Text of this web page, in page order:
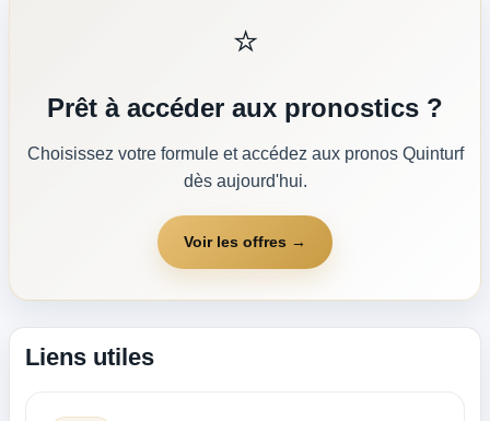
⭐
Prêt à accéder aux pronostics ?
Choisissez votre formule et accédez aux pronos Quinturf
dès aujourd'hui.
Voir les offres →
Liens utiles